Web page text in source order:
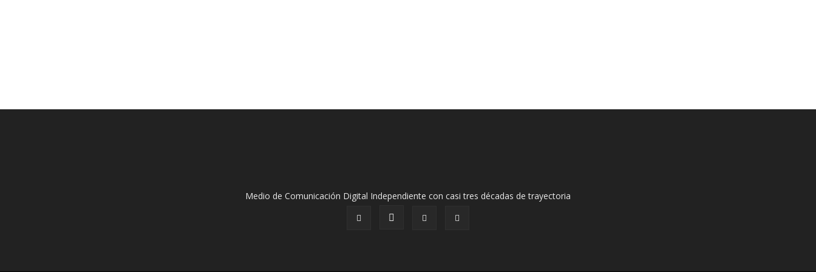
Medio de Comunicación Digital Independiente con casi tres décadas de trayectoria